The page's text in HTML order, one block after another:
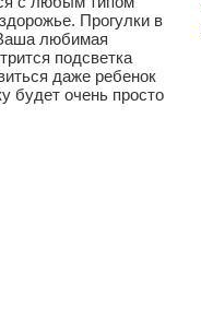
Прогулки в
Ваша любимая
подсветка
даже ребенок
будет очень просто